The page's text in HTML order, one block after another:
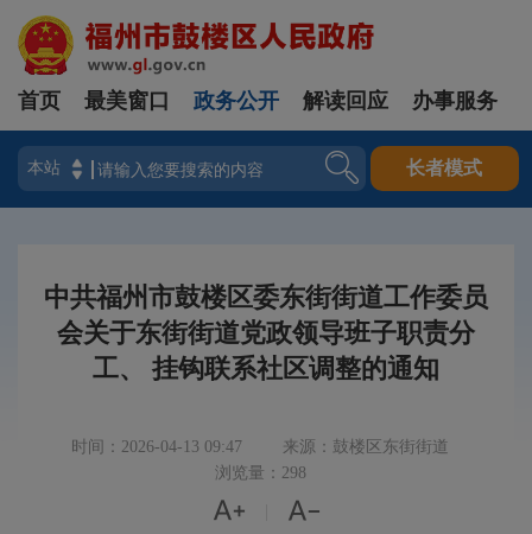
登录
首页 最美窗口 政务公开 解读回应 办事服务
长者模式
中共福州市鼓楼区委东街街道工作委员
会关于东街街道党政领导班子职责分
工、 挂钩联系社区调整的通知
时间：2026-04-13 09:47
来源：鼓楼区东街街道
浏览量：298
 